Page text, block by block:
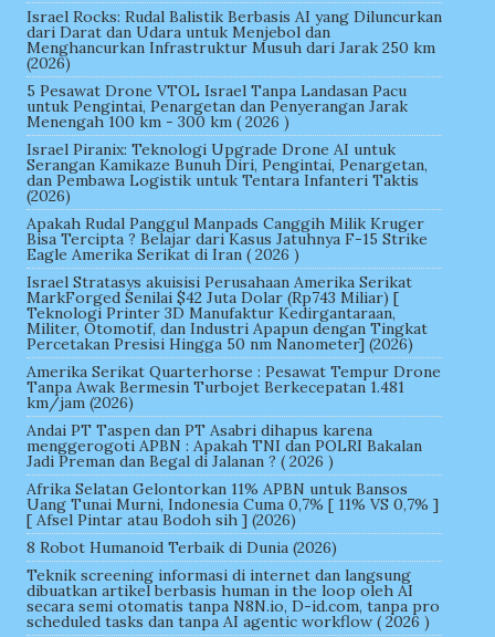
Israel Rocks: Rudal Balistik Berbasis AI yang Diluncurkan
dari Darat dan Udara untuk Menjebol dan
Menghancurkan Infrastruktur Musuh dari Jarak 250 km
(2026)
5 Pesawat Drone VTOL Israel Tanpa Landasan Pacu
untuk Pengintai, Penargetan dan Penyerangan Jarak
Menengah 100 km - 300 km ( 2026 )
Israel Piranix: Teknologi Upgrade Drone AI untuk
Serangan Kamikaze Bunuh Diri, Pengintai, Penargetan,
dan Pembawa Logistik untuk Tentara Infanteri Taktis
(2026)
Apakah Rudal Panggul Manpads Canggih Milik Kruger
Bisa Tercipta ? Belajar dari Kasus Jatuhnya F-15 Strike
Eagle Amerika Serikat di Iran ( 2026 )
Israel Stratasys akuisisi Perusahaan Amerika Serikat
MarkForged Senilai $42 Juta Dolar (Rp743 Miliar) [
Teknologi Printer 3D Manufaktur Kedirgantaraan,
Militer, Otomotif, dan Industri Apapun dengan Tingkat
Percetakan Presisi Hingga 50 nm Nanometer] (2026)
Amerika Serikat Quarterhorse : Pesawat Tempur Drone
Tanpa Awak Bermesin Turbojet Berkecepatan 1.481
km/jam (2026)
Andai PT Taspen dan PT Asabri dihapus karena
menggerogoti APBN : Apakah TNI dan POLRI Bakalan
Jadi Preman dan Begal di Jalanan ? ( 2026 )
Afrika Selatan Gelontorkan 11% APBN untuk Bansos
Uang Tunai Murni, Indonesia Cuma 0,7% [ 11% VS 0,7% ]
[ Afsel Pintar atau Bodoh sih ] (2026)
8 Robot Humanoid Terbaik di Dunia (2026)
Teknik screening informasi di internet dan langsung
dibuatkan artikel berbasis human in the loop oleh AI
secara semi otomatis tanpa N8N.io, D-id.com, tanpa pro
scheduled tasks dan tanpa AI agentic workflow ( 2026 )